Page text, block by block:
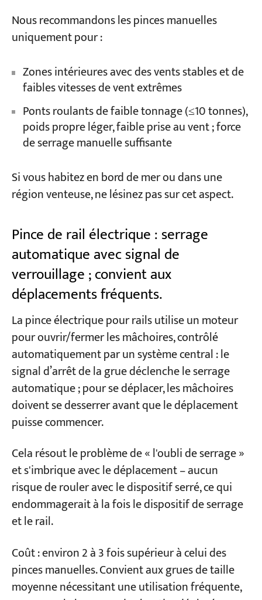
Nous recommandons les pinces manuelles
uniquement pour :
Zones intérieures avec des vents stables et de
faibles vitesses de vent extrêmes
Ponts roulants de faible tonnage (≤10 tonnes),
poids propre léger, faible prise au vent ; force
de serrage manuelle suffisante
Si vous habitez en bord de mer ou dans une
région venteuse, ne lésinez pas sur cet aspect.
Pince de rail électrique : serrage
automatique avec signal de
verrouillage ; convient aux
déplacements fréquents.
La pince électrique pour rails utilise un moteur
pour ouvrir/fermer les mâchoires, contrôlé
automatiquement par un système central : le
signal d’arrêt de la grue déclenche le serrage
automatique ; pour se déplacer, les mâchoires
doivent se desserrer avant que le déplacement
puisse commencer.
Cela résout le problème de « l'oubli de serrage »
et s'imbrique avec le déplacement – aucun
risque de rouler avec le dispositif serré, ce qui
endommagerait à la fois le dispositif de serrage
et le rail.
Coût : environ 2 à 3 fois supérieur à celui des
pinces manuelles. Convient aux grues de taille
moyenne nécessitant une utilisation fréquente,